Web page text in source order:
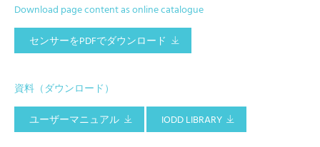
Download page content as online catalogue
センサーをPDFでダウンロード
資料（ダウンロード）
ユーザーマニュアル
IODD LIBRARY